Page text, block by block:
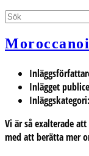
Inlägget
Inläggskategori:
Vi är så exalterade
med att berätta mer